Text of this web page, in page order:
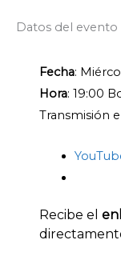
Datos del evento
Fecha:
Hora: 19:00
Transmisión
Recibe el